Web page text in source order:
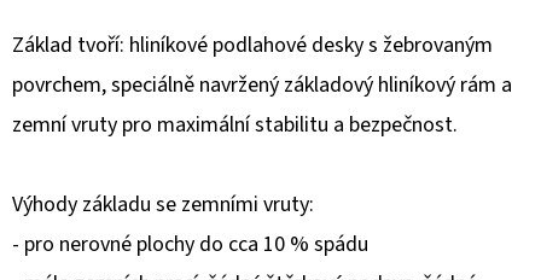
Základ tvoří: hliníkové podlahové desky s žebrovaným
povrchem, speciálně navržený základový hliníkový rám a
zemní vruty pro maximální stabilitu a bezpečnost.
Výhody základu se zemními vruty:
- pro nerovné plochy do cca 10 % spádu
HLEDAT
D